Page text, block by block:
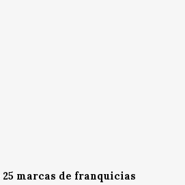
marcas de franquicias